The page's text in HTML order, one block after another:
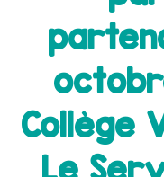
Collège
Le